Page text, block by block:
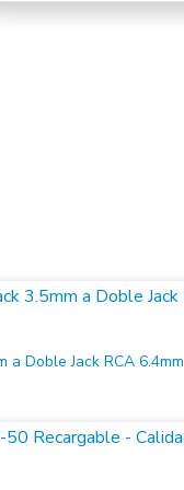
a Doble Jack RCA 6.4mm